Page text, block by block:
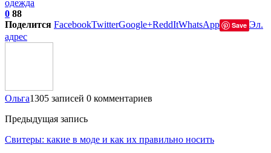
одежда
0 88
Поделится FacebookTwitterGoogle+ReddItWhatsApp Save Эл.
адрес
Ольга1305 записей 0 комментариев
Предыдущая запись
Свитеры: какие в моде и как их правильно носить